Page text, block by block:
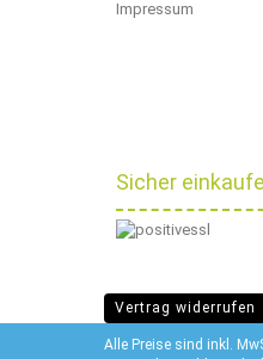
Impressum
Sicher
Vertrag widerrufen
Alle Preise sind inkl.